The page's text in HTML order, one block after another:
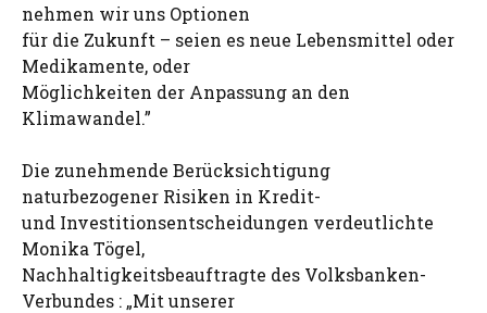
nehmen wir uns Optionen
für die Zukunft – seien es neue Lebensmittel oder
Medikamente, oder
Möglichkeiten der Anpassung an den
Klimawandel.”
Die zunehmende Berücksichtigung
naturbezogener Risiken in Kredit-
und Investitionsentscheidungen verdeutlichte
Monika Tögel,
Nachhaltigkeitsbeauftragte des Volksbanken-
Verbundes : „Mit unserer